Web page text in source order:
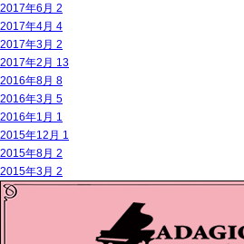
2017年6月 2
2017年4月 4
2017年3月 2
2017年2月 13
2016年8月 8
2016年3月 5
2016年1月 1
2015年12月 1
2015年8月 2
2015年3月 2